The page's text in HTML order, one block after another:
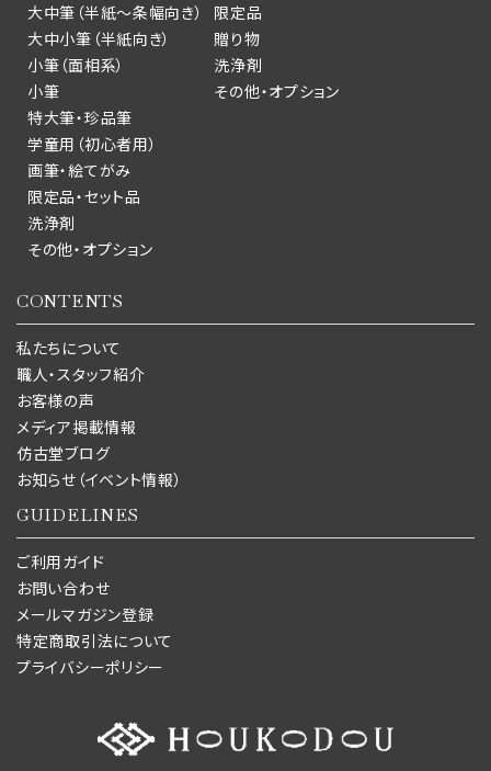
大中筆（半紙～条幅向き）
大中小筆（半紙向き）
小筆（面相系）
小筆
特大筆・珍品筆
学童用（初心者用）
画筆・絵てがみ
限定品・セット品
洗浄剤
その他・オプション
限定品
贈り物
洗浄剤
その他・オプション
CONTENTS
私たちについて
職人・スタッフ紹介
お客様の声
メディア掲載情報
仿古堂ブログ
お知らせ（イベント情報）
GUIDELINES
ご利用ガイド
お問い合わせ
メールマガジン登録
特定商取引法について
プライバシーポリシー